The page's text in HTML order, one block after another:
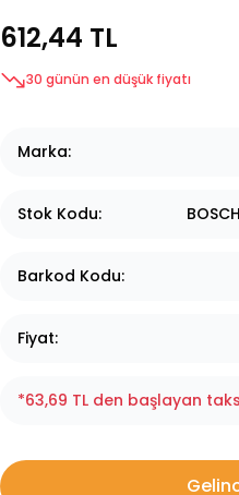
612,44 TL
30 günün en düşük fiyatı
Marka
Stok Kodu
Barkod Kodu
Fiyat
*63,69 TL den başlayan